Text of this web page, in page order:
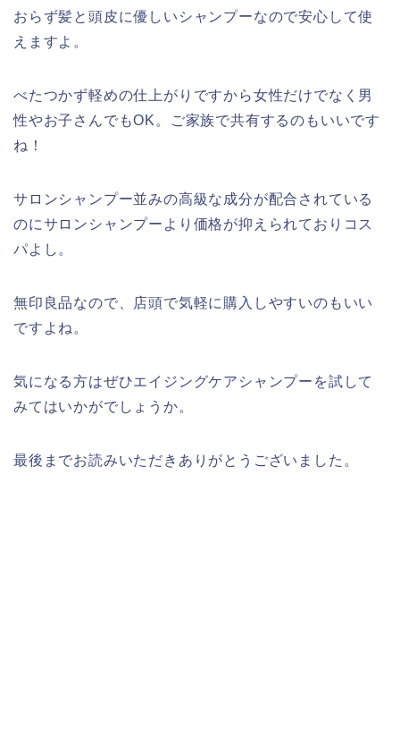
おらず髪と頭皮に優しいシャンプーなので安心して使
えますよ。
べたつかず軽めの仕上がりですから女性だけでなく男
性やお子さんでもOK。ご家族で共有するのもいいです
ね！
サロンシャンプー並みの高級な成分が配合されている
のにサロンシャンプーより価格が抑えられておりコス
パよし。
無印良品なので、店頭で気軽に購入しやすいのもいい
ですよね。
気になる方はぜひエイジングケアシャンプーを試して
みてはいかがでしょうか。
最後までお読みいただきありがとうございました。